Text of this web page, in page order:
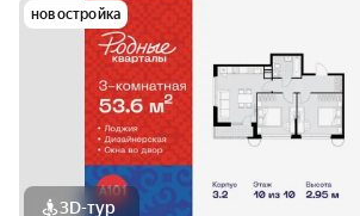
новостройка
3D-тур